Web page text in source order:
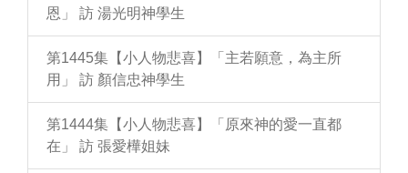
恩」 訪 湯光明神學生
第1445集【小人物悲喜】「主若願意，為主所
用」 訪 顏信忠神學生
第1444集【小人物悲喜】「原來神的愛一直都
在」 訪 張愛樺姐妹